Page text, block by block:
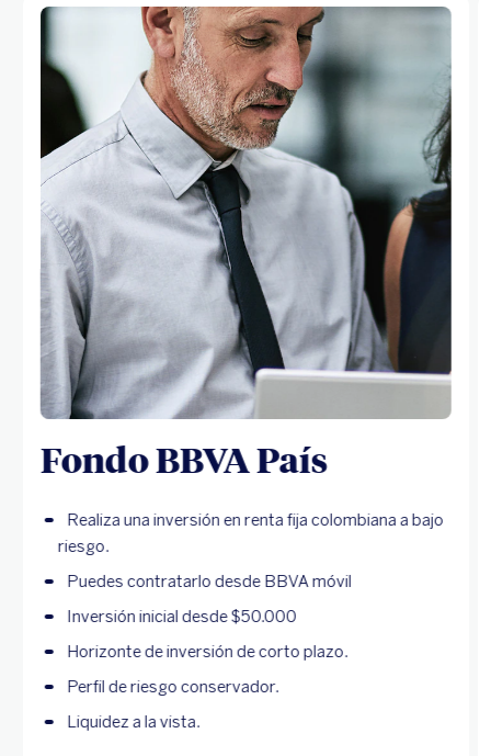
Fondo BBVA País
Realiza una inversión en renta fija colombiana a bajo
riesgo.
Puedes contratarlo desde BBVA móvil
Inversión inicial desde $50.000
Horizonte de inversión de corto plazo.
Perfil de riesgo conservador.
Liquidez a la vista.